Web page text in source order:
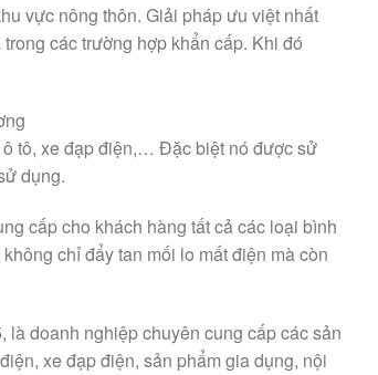
vực nông thôn. Giải pháp ưu việt nhất
các trường hợp khẩn cấp. Khi đó
tô, xe đạp điện,… Đặc biệt nó được sử
dụng.
cấp cho khách hàng tất cả các loại bình
chỉ đẩy tan mối lo mất điện mà còn
doanh nghiệp chuyên cung cấp các sản
xe đạp điện, sản phẩm gia dụng, nội